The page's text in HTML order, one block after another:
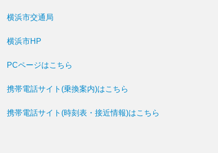
横浜市交通局
横浜市HP
PCページはこちら
携帯電話サイト(乗換案内)はこちら
携帯電話サイト(時刻表・接近情報)はこちら